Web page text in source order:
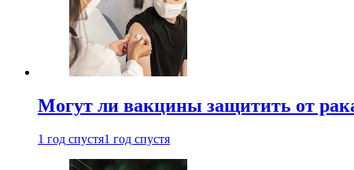
Могут ли вакцины защитить от
1 год спустя1 год спустя